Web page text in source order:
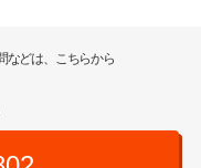
などは、こちらから